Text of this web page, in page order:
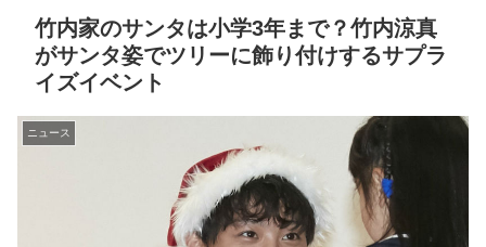
竹内家のサンタは小学3年まで？竹内涼真
がサンタ姿でツリーに飾り付けするサプラ
イズイベント
ニュース